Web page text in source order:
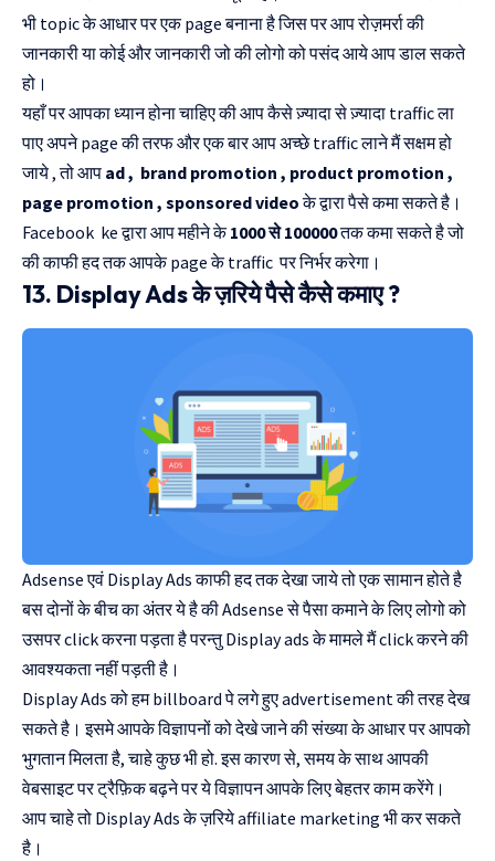
भी topic के आधार पर एक page बनाना है जिस पर आप रोज़मर्रा की
जानकारी या कोई और जानकारी जो की लोगो को पसंद आये आप डाल सकते
हो।
यहाँ पर आपका ध्यान होना चाहिए की आप कैसे ज़्यादा से ज़्यादा traffic ला
पाए अपने page की तरफ और एक बार आप अच्छे traffic लाने मैं सक्षम हो
जाये , तो आप ad , brand promotion , product promotion ,
page promotion , sponsored videoके द्वारा पैसे कमा सकते है।
Facebook ke द्वारा आप महीने के1000 से 100000तक कमा सकते है जो
की काफी हद तक आपके page के traffic पर निर्भर करेगा।
13. Display Ads के ज़रिये पैसे कैसे कमाए ?
Adsense एवं Display Ads काफी हद तक देखा जाये तो एक सामान होते है
बस दोनों के बीच का अंतर ये है की Adsense से पैसा कमाने के लिए लोगो को
उसपर click करना पड़ता है परन्तु Display ads के मामले मैं click करने की
आवश्यकता नहीं पड़ती है।
Display Ads को हम billboard पे लगे हुए advertisement की तरह देख
सकते है। इसमे आपके विज्ञापनों को देखे जाने की संख्या के आधार पर आपको
भुगतान मिलता है, चाहे कुछ भी हो. इस कारण से, समय के साथ आपकी
वेबसाइट पर ट्रैफ़िक बढ़ने पर ये विज्ञापन आपके लिए बेहतर काम करेंगे।
आप चाहे तो Display Ads के ज़रिये affiliate marketing भी कर सकते
है।